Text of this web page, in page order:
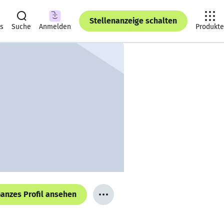
Suche Anmelden
Stellenanzeige schalten
Produkte
Profil ansehen